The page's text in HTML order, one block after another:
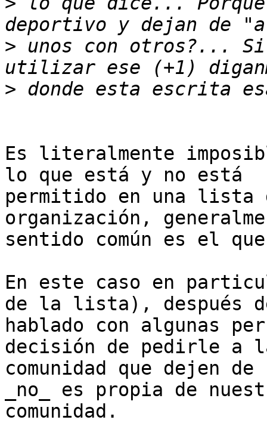
> unos con otros?...
>
Es literalmente
lo que está y no está
permitido en una lista
organización,
sentido común es el
En este caso en
de la lista), después
hablado con algunas
decisión de pedirle a
comunidad que dejen
_no_ es propia de
comunidad.